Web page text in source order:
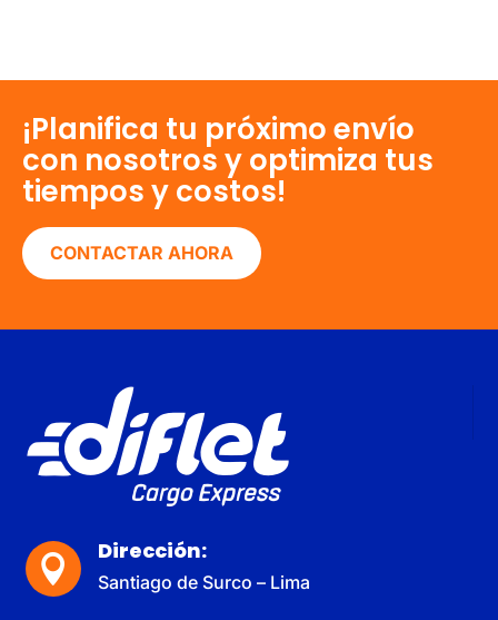
¡Planifica tu próximo envío
con nosotros y optimiza tus
tiempos y costos!
CONTACTAR AHORA

Dirección:
Santiago de Surco – Lima